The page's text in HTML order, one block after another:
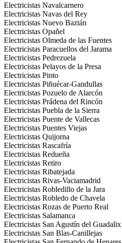
Electricistas Navalcarnero
Electricistas Navas del Rey
Electricistas Nuevo Baztán
Electricistas Opañel
Electricistas Olmeda de las Fuentes
Electricistas Paracuellos del Jarama
Electricistas Pedrezuela
Electricistas Pelayos de la Presa
Electricistas Pinto
Electricistas Piñuécar-Gandullas
Electricistas Pozuelo de Alarcón
Electricistas Prádena del Rincón
Electricistas Puebla de la Sierra
Electricistas Puente de Vallecas
Electricistas Puentes Viejas
Electricistas Quijorna
Electricistas Rascafría
Electricistas Redueña
Electricistas Retiro
Electricistas Ribatejada
Electricistas Rivas-Vaciamadrid
Electricistas Robledillo de la Jara
Electricistas Robledo de Chavela
Electricistas Rozas de Puerto Real
Electricistas Salamanca
Electricistas San Agustín del Guadalix
Electricistas San Blas-Canillejas